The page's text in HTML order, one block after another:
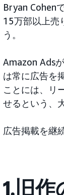
Bryan Cohen
15万部以上売
う。
Amazon Ads
は常に広告を
ことには、リ
せるという、
広告掲載を継
1.旧